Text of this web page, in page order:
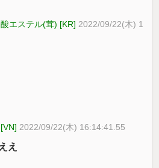
エステル(茸) [KR] 2022/09/22(木) 1
2022/09/22(木) 16:14:41.55
え